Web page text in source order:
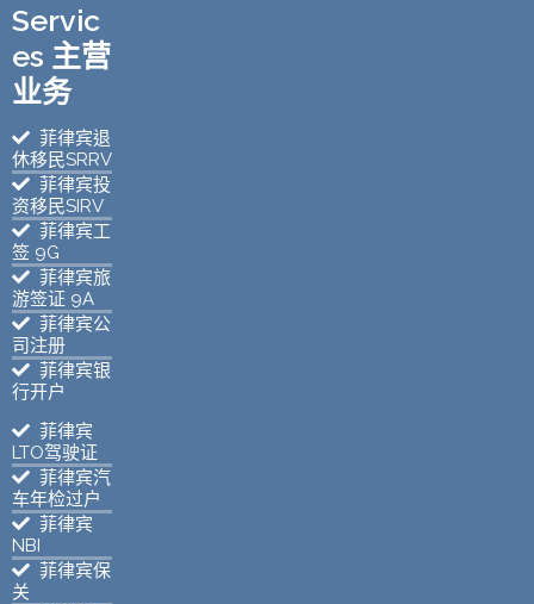
Servic
es 主营
业务
菲律宾退
休移民SRRV
菲律宾投
资移民SIRV
菲律宾工
签 9G
菲律宾旅
游签证 9A
菲律宾公
司注册
菲律宾银
行开户
菲律宾
LTO驾驶证
菲律宾汽
车年检过户
菲律宾
NBI
菲律宾保
关